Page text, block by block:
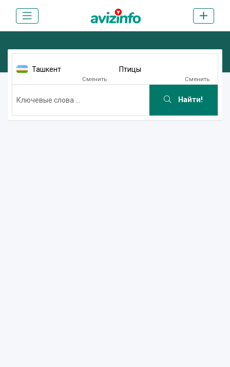
Ташкент
Сменить
Птицы
Сменить
Найти!